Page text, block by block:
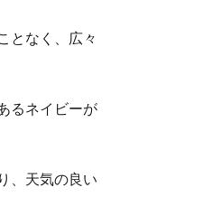
となく、広々
るネイビーが
、天気の良い